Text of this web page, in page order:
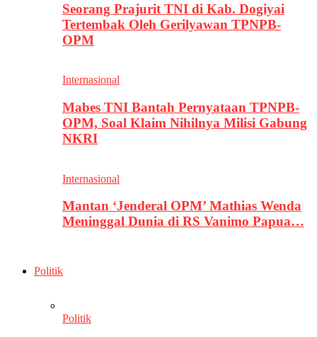
Seorang Prajurit TNI di Kab. Dogiyai
Tertembak Oleh Gerilyawan TPNPB-
OPM
Internasional
Mabes TNI Bantah Pernyataan TPNPB-
OPM, Soal Klaim Nihilnya Milisi Gabung
NKRI
Internasional
Mantan ‘Jenderal OPM’ Mathias Wenda
Meninggal Dunia di RS Vanimo Papua…
Politik
Politik